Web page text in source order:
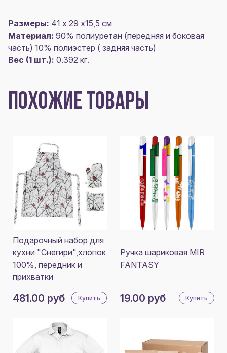
Размеры: 41 х 29 х15,5 см
Материал: 90% полиуретан (передняя и боковая
часть) 10% полиэстер ( задняя часть)
Вес (1 шт.): 0.392 кг.
ПОХОЖИЕ ТОВАРЫ
Подарочный набор для
кухни "Снегири",хлопок
100%, передник и
прихватки
481.00 руб Купить
Ручка шариковая MIR
FANTASY
19.00 руб Купить